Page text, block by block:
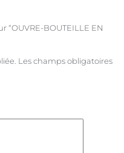
“OUVRE-BOUTEILLE EN
Les champs obligatoires